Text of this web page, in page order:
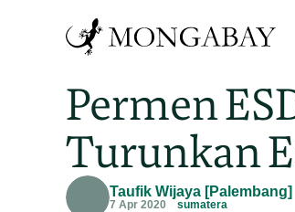
Permen
Turunkan
Taufik Wijaya [Palembang]
7 Apr 2020 sumatera